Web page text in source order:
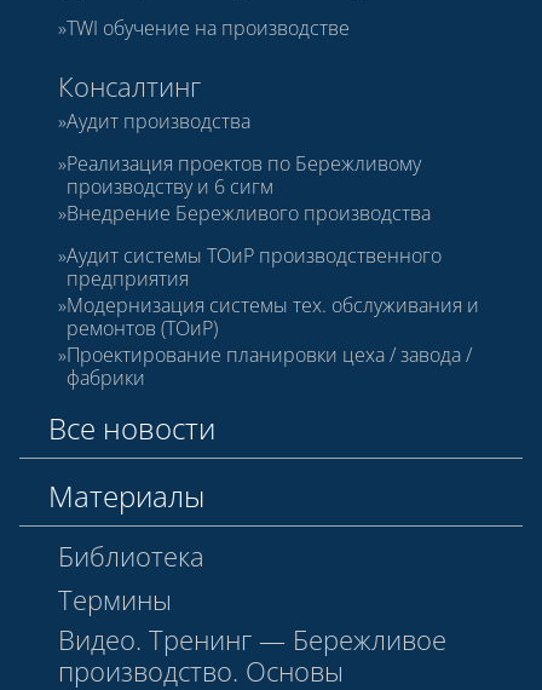
TWI обучение на производстве
Консалтинг
Аудит производства
Реализация проектов по Бережливому
производству и 6 сигм
Внедрение Бережливого производства
Аудит системы ТОиР производственного
предприятия
Модернизация системы тех. обслуживания и
ремонтов (ТОиР)
Проектирование планировки цеха / завода /
фабрики
Все новости
Материалы
Библиотека
Термины
Видео. Тренинг — Бережливое
производство. Основы